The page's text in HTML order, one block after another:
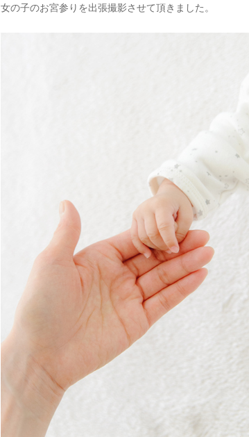
女の子のお宮参りを出張撮影させて頂きました。